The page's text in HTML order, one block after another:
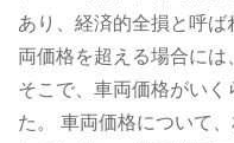
あり、経済的全損と呼ば
両価格を超える場合には
そこで、車両価格がい
た。
車両価格について